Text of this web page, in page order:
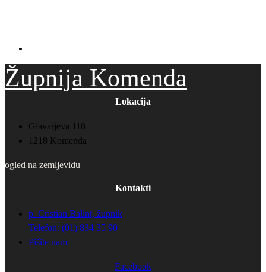
Župnija Komenda
Lokacija
Glavarjeva 110
1218 Komenda
ogled na zemljevidu
Kontakti
p. Cristian Balint, župnik
Telefon: (01) 834 35 90
Pišite nam
Facebook